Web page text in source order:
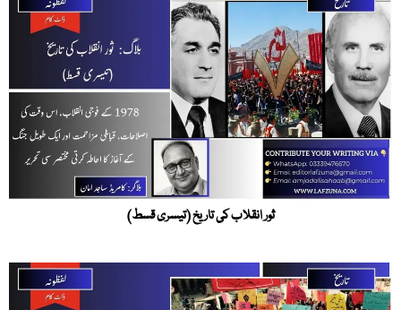
ثور انقلاب کی تاریخ (تیسری قسط)